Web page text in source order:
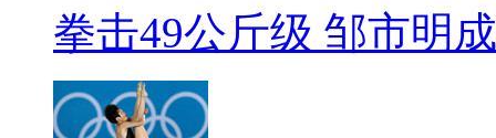
拳击49公斤级 邹市明